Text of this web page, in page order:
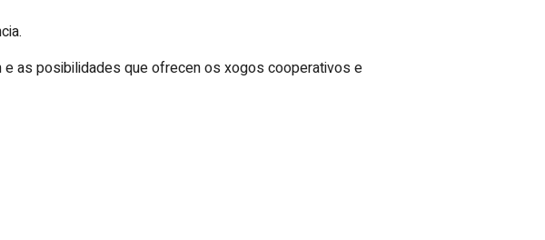
as posibilidades que ofrecen os xogos cooperativos e